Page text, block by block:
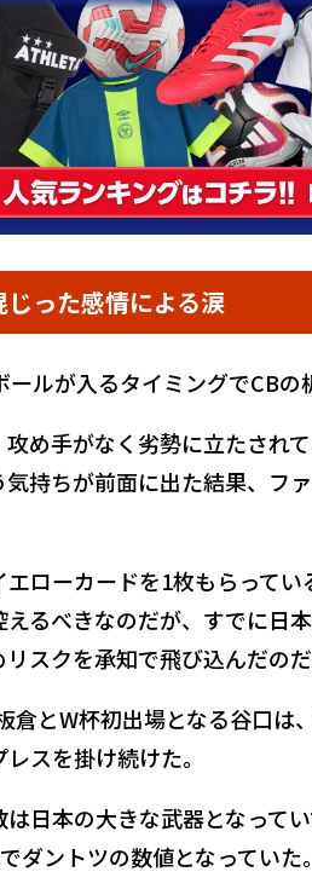
った感情による涙
ルが入るタイミングでCBの
め手がなく劣勢に立たされ
持ちが前面に出た結果、フ
ローカードを1枚もらって
るべきなのだが、すでに日
スクを承知で飛び込んだのだ
倉とW杯初出場となる谷口は
スを掛け続けた。
日本の大きな武器となって
ダントツの数値となっていた。